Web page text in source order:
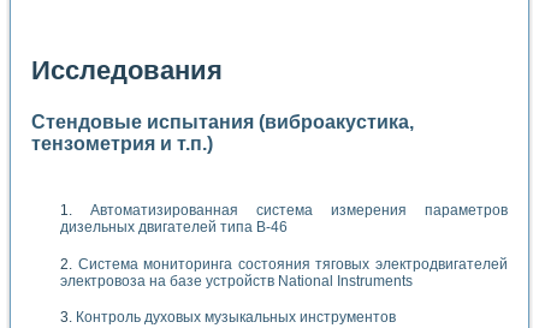
Исследования
Стендовые испытания (виброакустика,
тензометрия и т.п.)
Автоматизированная система измерения параметров
дизельных двигателей типа В-46
Система мониторинга состояния тяговых электродвигателей
электровоза на базе устройств National Instruments
Контроль духовых музыкальных инструментов